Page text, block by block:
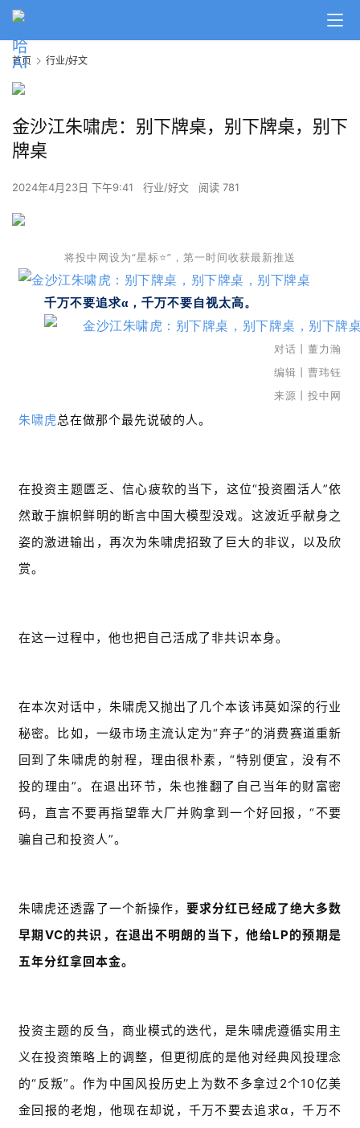
首页 行业/好文
金沙江朱啸虎：别下牌桌，别下牌桌，别下
牌桌
2024年4月23日 下午9:41 行业/好文 阅读 781
将投中网设为“星标⭐”，第一时间收获最新推送
千万不要追求α，千万不要自视太高。
对话丨董力瀚
编辑丨曹玮钰
来源丨投中网
朱啸虎总在做那个最先说破的人。
在投资主题匮乏、信心疲软的当下，这位“投资圈活人”依
然敢于旗帜鲜明的断言中国大模型没戏。这波近乎献身之
姿的激进输出，再次为朱啸虎招致了巨大的非议，以及欣
赏。
在这一过程中，他也把自己活成了非共识本身。
在本次对话中，朱啸虎又抛出了几个本该讳莫如深的行业
秘密。比如，一级市场主流认定为“弃子”的消费赛道重新
回到了朱啸虎的射程，理由很朴素，“特别便宜，没有不
投的理由”。在退出环节，朱也推翻了自己当年的财富密
码，直言不要再指望靠大厂并购拿到一个好回报，“不要
骗自己和投资人”。
朱啸虎还透露了一个新操作，要求分红已经成了绝大多数
早期VC的共识，在退出不明朗的当下，他给LP的预期是
五年分红拿回本金。
投资主题的反刍，商业模式的迭代，是朱啸虎遵循实用主
义在投资策略上的调整，但更彻底的是他对经典风投理念
的“反叛”。作为中国风投历史上为数不多拿过2个10亿美
金回报的老炮，他现在却说，千万不要去追求α，千万不